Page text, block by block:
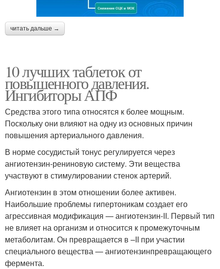
читать дальше →
10 лучших таблеток от
повышенного давления.
Ингибиторы АПФ
Средства этого типа относятся к более мощным.
Поскольку они влияют на одну из основных причин
повышения артериального давления.
В норме сосудистый тонус регулируется через
ангиотензин-рениновую систему. Эти вещества
участвуют в стимулировании стенок артерий.
Ангиотензин в этом отношении более активен.
Наибольшие проблемы гипертоникам создает его
агрессивная модификация — ангиотензин-II. Первый тип
не влияет на организм и относится к промежуточным
метаболитам. Он превращается в –II при участии
специального вещества — ангиотензинпревращающего
фермента.